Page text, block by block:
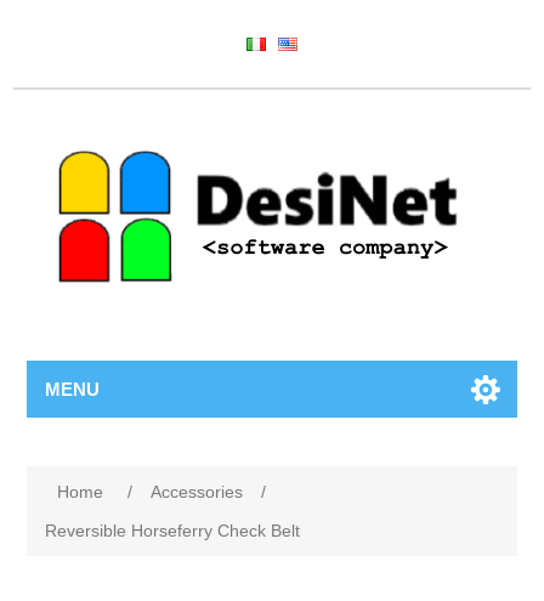
MENU
Home / Accessories
/
Reversible Horseferry Check Belt